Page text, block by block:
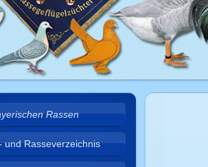
Rassen
und Rasseverzeichnis